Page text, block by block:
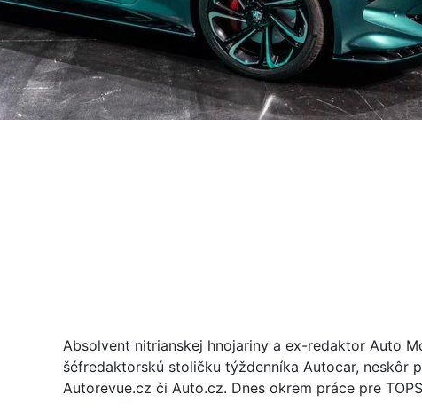
Absolvent nitrianskej hnojariny a ex-redaktor Auto
šéfredaktorskú stoličku týždenníka Autocar, neskôr
Autorevue.cz či Auto.cz. Dnes okrem práce pre